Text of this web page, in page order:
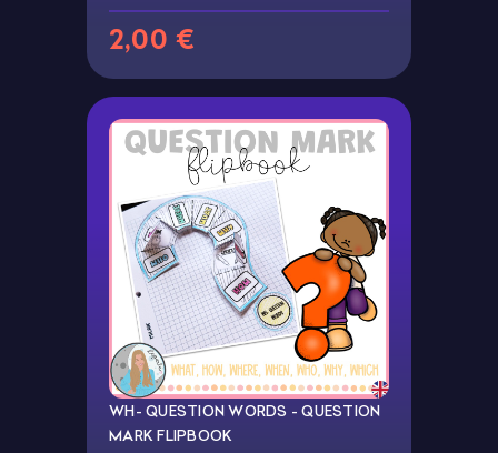
2,00 €
WH- QUESTION WORDS - QUESTION
MARK FLIPBOOK